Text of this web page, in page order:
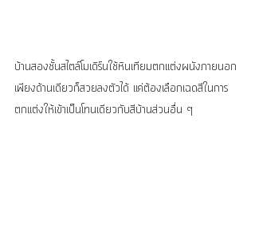
บ้านสองชั้นสไตล์โมเดิร์นใช้หินเทียมตกแต่งผนังภายนอก
เพียงด้านเดียวก็สวยลงตัวได้ แค่ต้องเลือกเฉดสีในการ
ตกแต่งให้เข้าเป็นโทนเดียวกับสีบ้านส่วนอื่น ๆ